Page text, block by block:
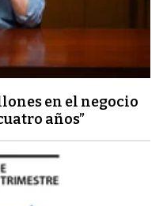
en el negocio
años”